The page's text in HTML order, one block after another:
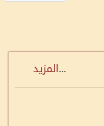
...المزيد